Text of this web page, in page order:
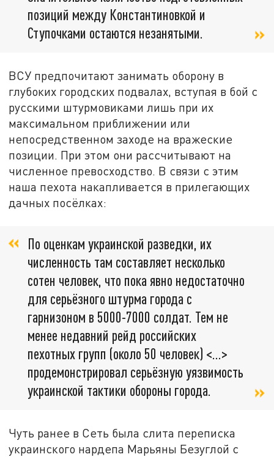
позиций между Константиновкой и
Ступочками остаются незанятыми.
ВСУ предпочитают занимать оборону в
глубоких городских подвалах, вступая в бой с
русскими штурмовиками лишь при их
максимальном приближении или
непосредственном заходе на вражеские
позиции. При этом они рассчитывают на
численное превосходство. В связи с этим
наша пехота накапливается в прилегающих
дачных посёлках:
По оценкам украинской разведки, их
численность там составляет несколько
сотен человек, что пока явно недостаточно
для серьёзного штурма города с
гарнизоном в 5000-7000 солдат. Тем не
менее недавний рейд российских
пехотных групп (около 50 человек) <…>
продемонстрировал серьёзную уязвимость
украинской тактики обороны города.
Чуть ранее в Сеть была слита переписка
украинского нардепа Марьяны Безуглой с